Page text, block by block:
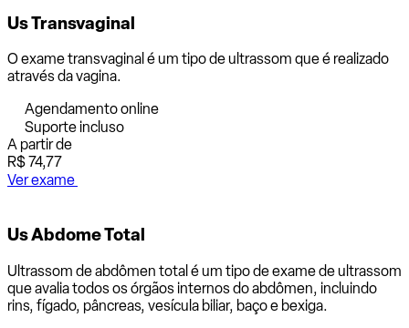
Us Transvaginal
O exame transvaginal é um tipo de ultrassom que é realizado
através da vagina.
Agendamento online
Suporte incluso
A partir de
R$ 74,77
Ver exame
Us Abdome Total
Ultrassom de abdômen total é um tipo de exame de ultrassom
que avalia todos os órgãos internos do abdômen, incluindo
rins, fígado, pâncreas, vesícula biliar, baço e bexiga.